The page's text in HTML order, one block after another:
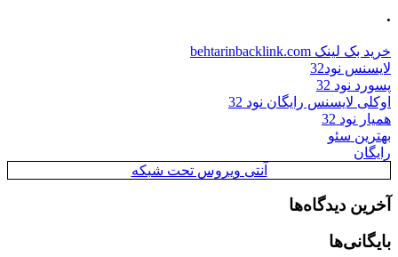
.
خرید بک لینک behtarinbacklink.com
لایسنس نود32
پسورد نود 32
اوکلی لایسنس رایگان نود 32
همیار نود 32
بهترین سئو
رایگان
آنتی ویروس تحت شبکه
آخرین دیدگاه‌ها
بایگانی‌ها